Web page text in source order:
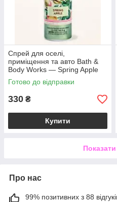
Спрей для оселі,
приміщення та авто Bath &
Body Works — Spring Apple
Concentrated Room Spray /
42,5 г
Готово до відправки
330 ₴
Купити
Про нас
99% позитивних з 88